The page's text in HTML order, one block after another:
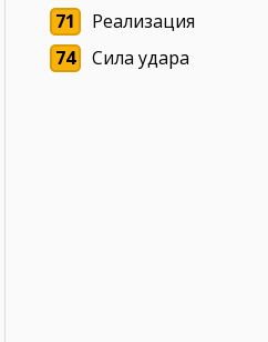
71
Реализация
74
Сила удара